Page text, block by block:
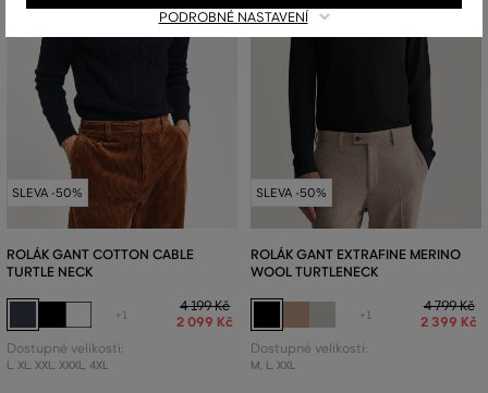
SLEVA -50%
ROLÁK GANT COTTON CABLE
TURTLE NECK
+1
4 199 Kč
2 099 Kč
Dostupné velikosti:
L, XL, XXL, XXXL, 4XL
SLEVA -50%
ROLÁK GANT EXTRAFINE MERINO
WOOL TURTLENECK
+1
4 799 Kč
2 399 Kč
Dostupné velikosti:
M, L, XXL
PODROBNÉ NASTAVENÍ